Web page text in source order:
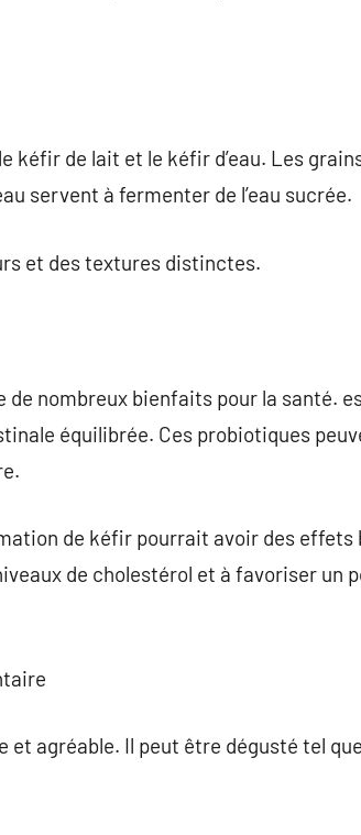
kéfir de lait et le kéfir d’eau. Les
servent à fermenter de l’eau sucrée.
et des textures distinctes.
nombreux bienfaits pour la santé.
équilibrée. Ces probiotiques
de kéfir pourrait avoir des effets
de cholestérol et à favoriser un
agréable. Il peut être dégusté tel